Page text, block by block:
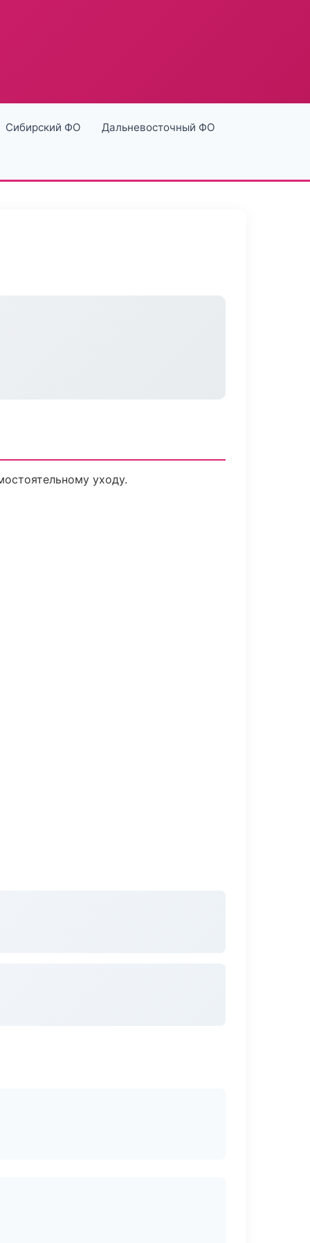
Сибирский ФО Дальневосточный ФО
уходу.